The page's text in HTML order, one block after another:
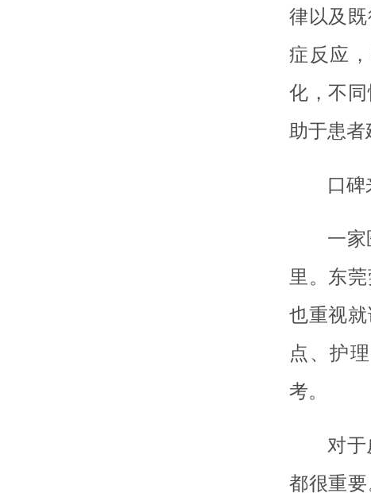
律以及
症反应
化，不
助于患者
口
一
里。东
也重视
点、护
考。
对
都很重